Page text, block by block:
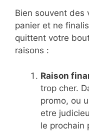
Bien souvent des
panier et ne
quittent votre
raisons :
Raison
trop cher.
promo, ou
etre
le prochain